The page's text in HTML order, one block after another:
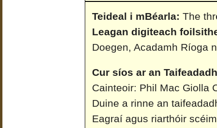
Teideal i mBéarla: The
Leagan digiteach
Doegen, Acadamh Ríoga
Cur síos ar an
Cainteoir: Phil Mac Giolla
Duine a rinne an
Eagraí agus riarthóir